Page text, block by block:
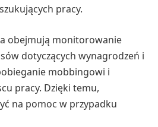
pracy.
obejmują monitorowanie
dotyczących wynagrodzeń i
mobbingowi i
pracy. Dzięki temu,
na pomoc w przypadku